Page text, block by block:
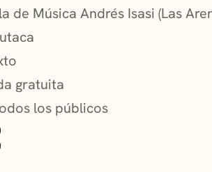
de Música Andrés Isasi (Las
gratuita
los públicos